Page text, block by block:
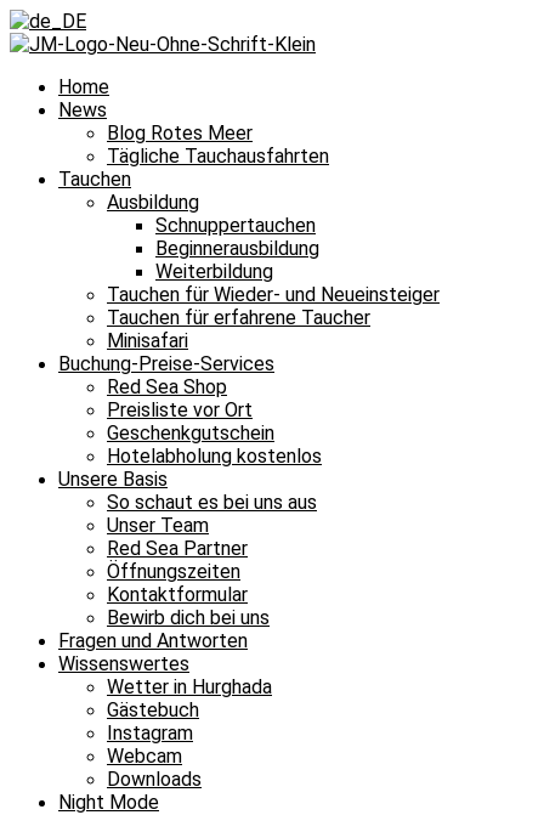
Home
News
Blog Rotes Meer
Tägliche Tauchausfahrten
Tauchen
Ausbildung
Schnuppertauchen
Beginnerausbildung
Weiterbildung
Tauchen für Wieder- und Neueinsteiger
Tauchen für erfahrene Taucher
Minisafari
Buchung-Preise-Services
Red Sea Shop
Preisliste vor Ort
Geschenkgutschein
Hotelabholung kostenlos
Unsere Basis
So schaut es bei uns aus
Unser Team
Red Sea Partner
Öffnungszeiten
Kontaktformular
Bewirb dich bei uns
Fragen und Antworten
Wissenswertes
Wetter in Hurghada
Gästebuch
Instagram
Webcam
Downloads
Night Mode